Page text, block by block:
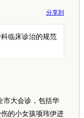
分享到
临床诊治的规范
大会诊，包括华
的小女孩项玮伊进